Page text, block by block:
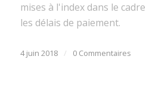
mises à l'index dans le
les délais de paiement.
4 juin 2018 / 0 Commentaires